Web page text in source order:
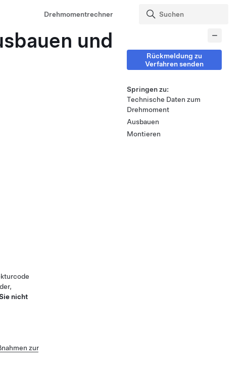
Drehmomentrechner
und
nicht
zur
Rückmeldung zu
Verfahren senden
Springen zu:
Technische Daten zum
Drehmoment
Ausbauen
Montieren